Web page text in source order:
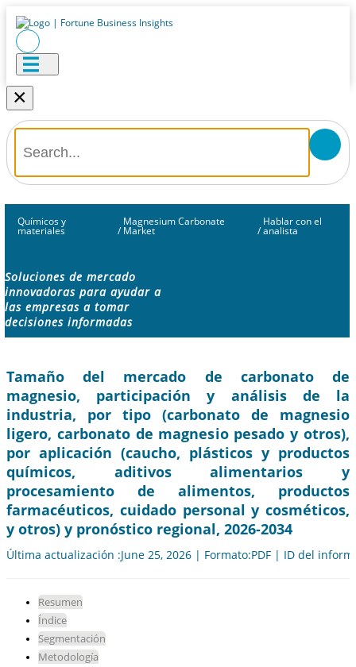
×
Químicos y
materiales /
Magnesium Carbonate
Market /
Hablar con el
analista
Soluciones de mercado
innovadoras para ayudar a
las empresas a tomar
decisiones informadas
Tamaño del mercado de carbonato de
magnesio, participación y análisis de la
industria, por tipo (carbonato de magnesio
ligero, carbonato de magnesio pesado y otros),
por aplicación (caucho, plásticos y productos
químicos, aditivos alimentarios y
procesamiento de alimentos, productos
farmacéuticos, cuidado personal y cosméticos,
y otros) y pronóstico regional, 2026-2034
Última actualización :June 25, 2026 | Formato:PDF | ID del
Resumen
Índice
Segmentación
Metodología